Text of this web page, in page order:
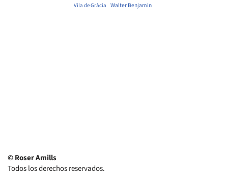
Vila de Gràcia Walter Benjamin
© Roser Amills
Todos los derechos reservados.